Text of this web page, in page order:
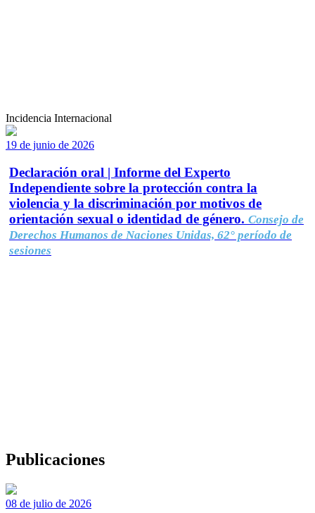
Incidencia Internacional
19 de junio de 2026
Declaración oral | Informe del Experto
Independiente sobre la protección contra la
violencia y la discriminación por motivos de
orientación sexual o identidad de género. Consejo de
Derechos Humanos de Naciones Unidas, 62° período de
sesiones
Publicaciones
08 de julio de 2026